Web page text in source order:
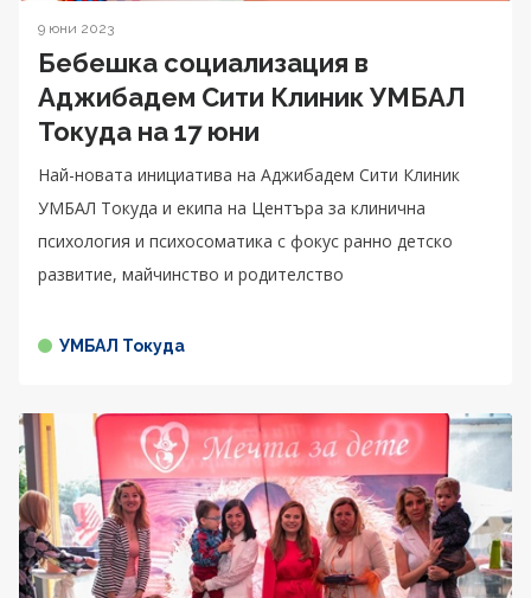
9 юни 2023
Бебешка социализация в
Аджибадем Сити Клиник УМБАЛ
Токуда на 17 юни
Най-новата инициатива на Аджибадем Сити Клиник
УМБАЛ Токуда и екипа на Центъра за клинична
психология и психосоматика с фокус ранно детско
развитие, майчинство и родителство
УМБАЛ Токуда